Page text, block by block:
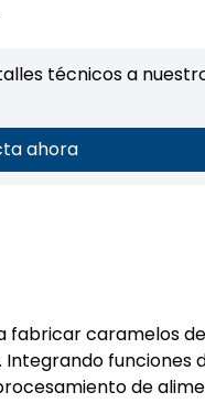
kw)
201 acero inoxidable
técnicos a
ahora
fabricar caramelos de
funciones
de